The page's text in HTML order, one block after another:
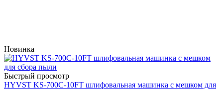
Новинка
Быстрый просмотр
HYVST KS-700C-10FT шлифовальная машинка с мешком для